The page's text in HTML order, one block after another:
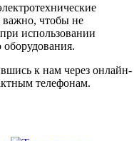
важно, чтобы не
при использовании
оборудования.
к нам через онлайн-
телефонам.